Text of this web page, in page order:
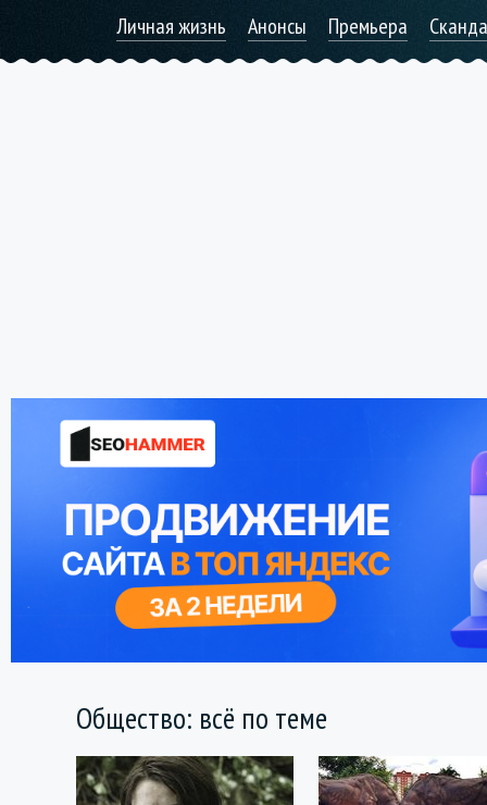
Личная жизнь Анонсы Премьера
Общество: всё по теме